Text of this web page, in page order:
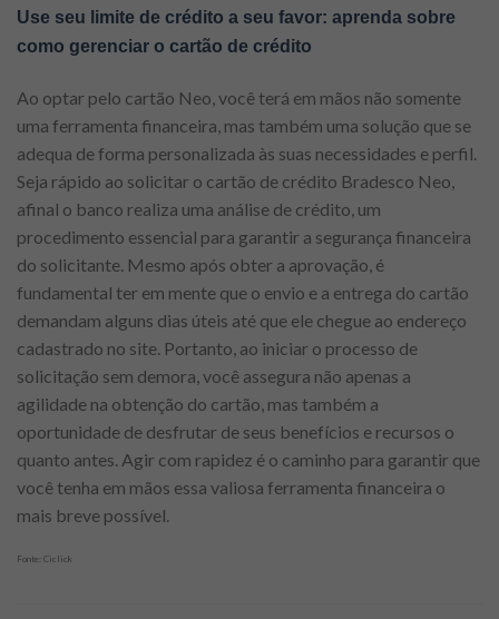
Use seu limite de crédito a seu favor: aprenda sobre
como gerenciar o cartão de crédito
Ao optar pelo cartão Neo, você terá em mãos não somente
uma ferramenta financeira, mas também uma solução que se
adequa de forma personalizada às suas necessidades e perfil.
Seja rápido ao solicitar o cartão de crédito Bradesco Neo,
afinal o banco realiza uma análise de crédito, um
procedimento essencial para garantir a segurança financeira
do solicitante. Mesmo após obter a aprovação, é
fundamental ter em mente que o envio e a entrega do cartão
demandam alguns dias úteis até que ele chegue ao endereço
cadastrado no site. Portanto, ao iniciar o processo de
solicitação sem demora, você assegura não apenas a
agilidade na obtenção do cartão, mas também a
oportunidade de desfrutar de seus benefícios e recursos o
quanto antes. Agir com rapidez é o caminho para garantir que
você tenha em mãos essa valiosa ferramenta financeira o
mais breve possível.
Fonte: Ciclick